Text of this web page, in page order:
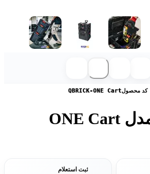
کد محصولQBRICK-ONE Cart
جعبه ابزار مدل ONE Cart
ثبت استعلام